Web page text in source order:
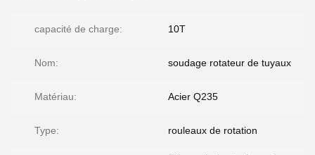
capacité de charge: 10T
Nom: soudage rotateur de tuyaux
Matériau: Acier Q235
Type: rouleaux de rotation